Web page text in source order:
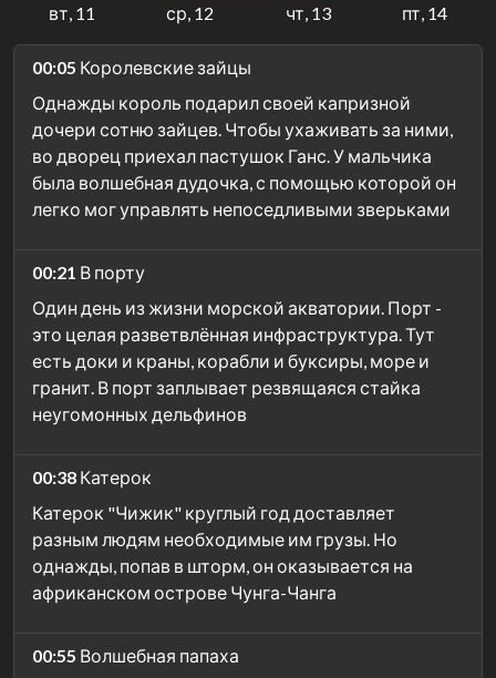
вт, 11 ср, 12 чт, 13 пт, 14
00:05 Королевские зайцы
Однажды король подарил своей капризной
дочери сотню зайцев. Чтобы ухаживать за ними,
во дворец приехал пастушок Ганс. У мальчика
была волшебная дудочка, с помощью которой он
легко мог управлять непоседливыми зверьками
00:21 В порту
Один день из жизни морской акватории. Порт -
это целая разветвлённая инфраструктура. Тут
есть доки и краны, корабли и буксиры, море и
гранит. В порт заплывает резвящаяся стайка
неугомонных дельфинов
00:38 Катерок
Катерок "Чижик" круглый год доставляет
разным людям необходимые им грузы. Но
однажды, попав в шторм, он оказывается на
африканском острове Чунга-Чанга
00:55 Волшебная папаха